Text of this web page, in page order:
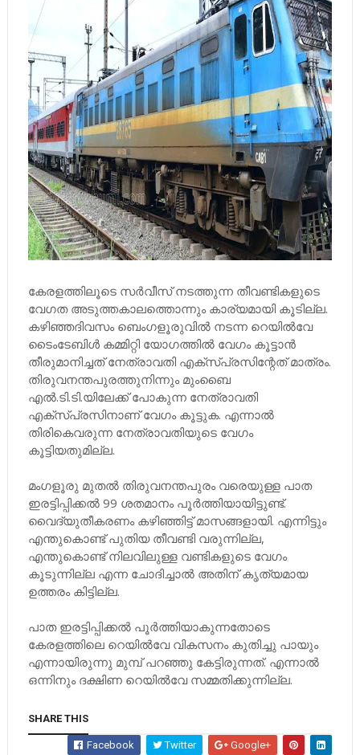
കേരളത്തിലൂടെ സര്‍വീസ് നടത്തുന്ന തീവണ്ടികളുടെ
വേഗത അടുത്തകാലത്തൊന്നും കാര്യമായി കൂടില്ല.
കഴിഞ്ഞദിവസം ബെംഗളൂരുവില്‍ നടന്ന റെയില്‍വേ
ടൈംടേബിള്‍ കമ്മിറ്റി യോഗത്തില്‍ വേഗം കൂട്ടാന്‍
തീരുമാനിച്ചത് നേത്രാവതി എക്‌സ്പ്രസിന്റേത് മാത്രം.
തിരുവനന്തപുരത്തുനിന്നും മുംബൈ
എല്‍.ടി.ടി.യിലേക്ക് പോകുന്ന നേത്രാവതി
എക്‌സ്പ്രസിനാണ് വേഗം കൂട്ടുക. എന്നാല്‍
തിരികെവരുന്ന നേത്രാവതിയുടെ വേഗം
കൂട്ടിയതുമില്ല.
മംഗളൂരു മുതല്‍ തിരുവനന്തപുരം വരെയുള്ള പാത
ഇരട്ടിപ്പിക്കല്‍ 99 ശതമാനം പൂര്‍ത്തിയായിട്ടുണ്ട്.
വൈദ്യുതീകരണം കഴിഞ്ഞിട്ട് മാസങ്ങളായി. എന്നിട്ടും
എന്തുകൊണ്ട് പുതിയ തീവണ്ടി വരുന്നില്ല,
എന്തുകൊണ്ട് നിലവിലുള്ള വണ്ടികളുടെ വേഗം
കൂടുന്നില്ല എന്ന ചോദിച്ചാല്‍ അതിന് കൃത്യമായ
ഉത്തരം കിട്ടില്ല.
പാത ഇരട്ടിപ്പിക്കല്‍ പൂര്‍ത്തിയാകുന്നതോടെ
കേരളത്തിലെ റെയില്‍വേ വികസനം കുതിച്ചു പായും
എന്നായിരുന്നു മുമ്പ് പറഞ്ഞു കേട്ടിരുന്നത്. എന്നാല്‍
ഒന്നിനും ദക്ഷിണ റെയില്‍വേ സമ്മതിക്കുന്നില്ല.
SHARE THIS
Facebook Twitter Google+